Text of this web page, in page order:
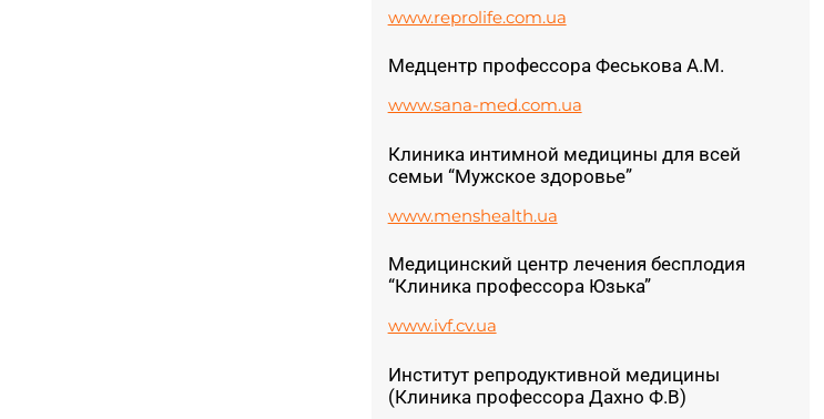
www.reprolife.com.ua
Медцентр профессора Феськова А.М.
www.sana-med.com.ua
Клиника интимной медицины для всей
семьи “Мужское здоровье”
www.menshealth.ua
Медицинский центр лечения бесплодия
“Клиника профессора Юзька”
www.ivf.cv.ua
Институт репродуктивной медицины
(Клиника профессора Дахно Ф.В)